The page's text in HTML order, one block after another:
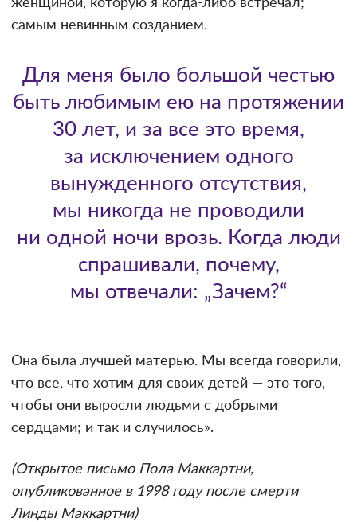
женщиной, которую я когда-либо встречал;
самым невинным созданием.
Для меня было большой честью
быть любимым ею на протяжении
30 лет, и за все это время,
за исключением одного
вынужденного отсутствия,
мы никогда не проводили
ни одной ночи врозь. Когда люди
спрашивали, почему,
мы отвечали: „Зачем?“
Она была лучшей матерью. Мы всегда говорили,
что все, что хотим для своих детей — это того,
чтобы они выросли людьми с добрыми
сердцами; и так и случилось».
(Открытое письмо Пола Маккартни,
опубликованное в 1998 году после смерти
Линды Маккартни)